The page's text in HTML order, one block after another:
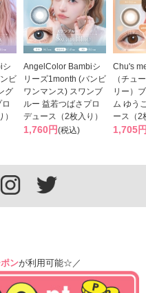
シ
ビ
グ
AngelColor Bambiシ
リーズ1month (バンビ
ワンマンス) スワンブ
ルー 益若つばさプロ
デュース（2枚入り）
1,760円(税込)
Chu's
（チュ
リー）
ム ゆう
ース（2
1,705
ンが利用可能☆／